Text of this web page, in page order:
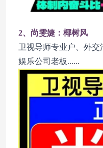
2、尚雯婕：椰树风
卫视导师专业户、外交
娱乐公司老板......